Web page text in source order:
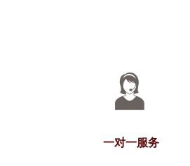
一对一服务